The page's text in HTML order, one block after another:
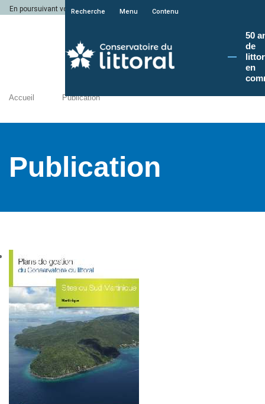
En poursuivant votre navigation sur le site du Conservatoire du littoral, vous
Recherche Menu Contenu
50
de
en
Accueil Publication
Publication